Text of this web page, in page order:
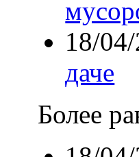
18/
даче
Более